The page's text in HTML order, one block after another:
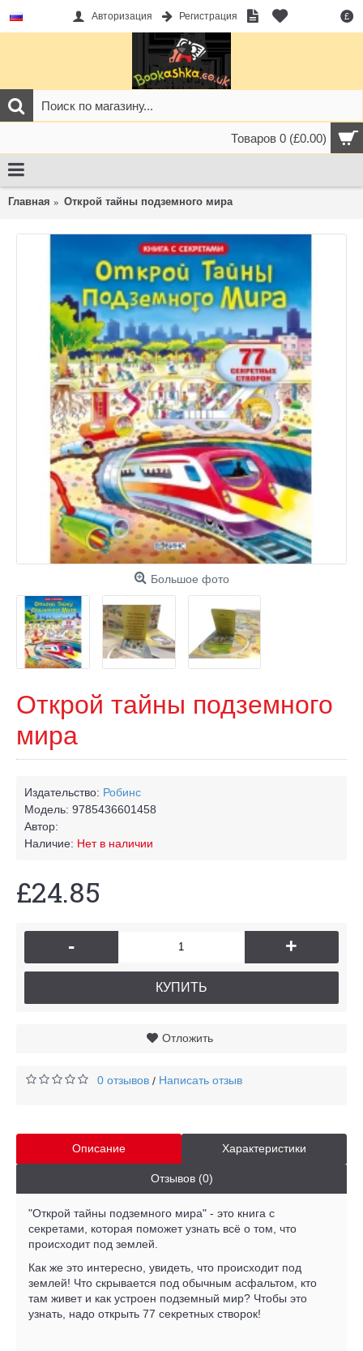
£
Авторизация Регистрация
Товаров 0 (£0.00)
Главная Открой тайны подземного мира
Большое фото
Открой тайны подземного
мира
Издательство: Робинс
Модель: 9785436601458
Автор:
Наличие: Нет в наличии
£24.85
- +
КУПИТЬ
Отложить
0 отзывов / Написать отзыв
Описание Характеристики
Отзывов (0)
"Открой тайны подземного мира" - это книга с
секретами, которая поможет узнать всё о том, что
происходит под землей.
Как же это интересно, увидеть, что происходит под
землей! Что скрывается под обычным асфальтом, кто
там живет и как устроен подземный мир? Чтобы это
узнать, надо открыть 77 секретных створок!